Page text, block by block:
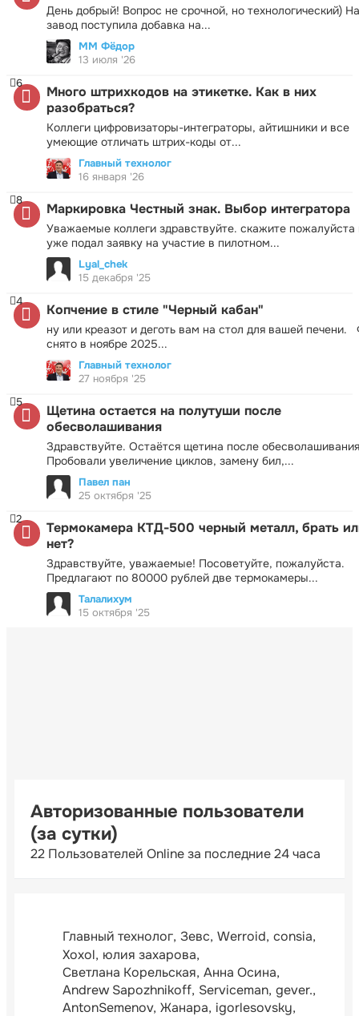
День добрый! Вопрос не срочной, но технологический) На
завод поступила добавка на...
ММ Фёдор
13 июля '26
Много штрихкодов на этикетке. Как в них
разобраться?
Коллеги цифровизаторы-интеграторы, айтишники и все
умеющие отличать штрих-коды от...
6
Главный технолог
16 января '26
Маркировка Честный знак. Выбор интегратора
Уважаемые коллеги здравствуйте. скажите пожалуйста
уже подал заявку на участие в пилотном...
8
Lyal_chek
15 декабря '25
Копчение в стиле "Черный кабан"
ну или креазот и деготь вам на стол для вашей печени.
снято в ноябре 2025...
4
Главный технолог
27 ноября '25
Щетина остается на полутуши после
обесволашивания
Здравствуйте. Остаётся щетина после
Пробовали увеличение циклов, замену бил,...
5
Павел пан
25 октября '25
Термокамера КТД-500 черный металл, брать
нет?
Здравствуйте, уважаемые! Посоветуйте, пожалуйста.
Предлагают по 80000 рублей две термокамеры...
2
Талалихум
15 октября '25
Авторизованные пользователи
(за сутки)
22 Пользователей Online за последние 24 часа
Главный технолог Зевс Werroid consia
Xoxol юлия захарова
Светлана Корельская Анна Осина
Andrew Sapozhnikoff Serviceman gever.
AntonSemenov Жанара igorlesovsky